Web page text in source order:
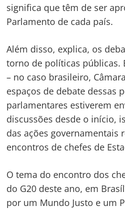
significa que têm de ser
Parlamento de cada país.
Além disso, explica, os
torno de políticas públicas.
– no caso brasileiro,
espaços de debate dessas
parlamentares estiverem
discussões desde o início,
das ações governamentais
encontros de chefes de
O tema do encontro dos
do G20 deste ano, em
por um Mundo Justo e um